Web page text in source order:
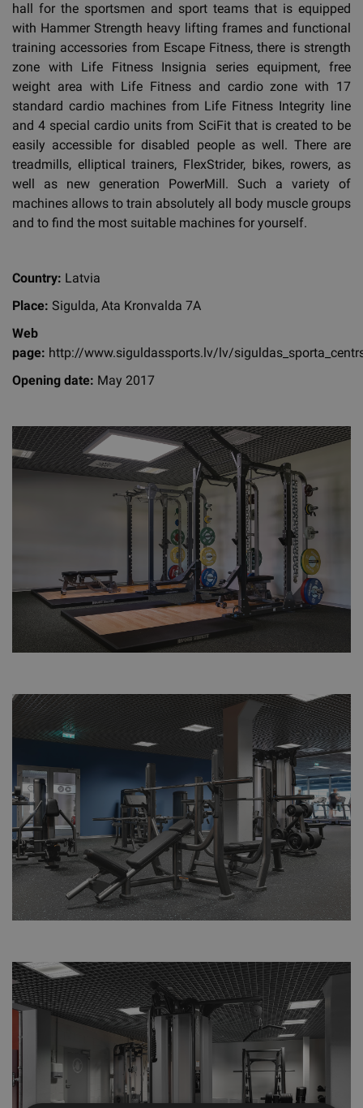
hall for the sportsmen and sport teams that is equipped
with Hammer Strength heavy lifting frames and functional
training accessories from Escape Fitness, there is strength
zone with Life Fitness Insignia series equipment, free
weight area with Life Fitness and cardio zone with 17
standard cardio machines from Life Fitness Integrity line
and 4 special cardio units from SciFit that is created to be
easily accessible for disabled people as well. There are
treadmills, elliptical trainers, FlexStrider, bikes, rowers, as
well as new generation PowerMill. Such a variety of
machines allows to train absolutely all body muscle groups
and to find the most suitable machines for yourself.
Country: Latvia
Place: Sigulda, Ata Kronvalda 7A
Web
page: http://www.siguldassports.lv/lv/
Opening date: May 2017